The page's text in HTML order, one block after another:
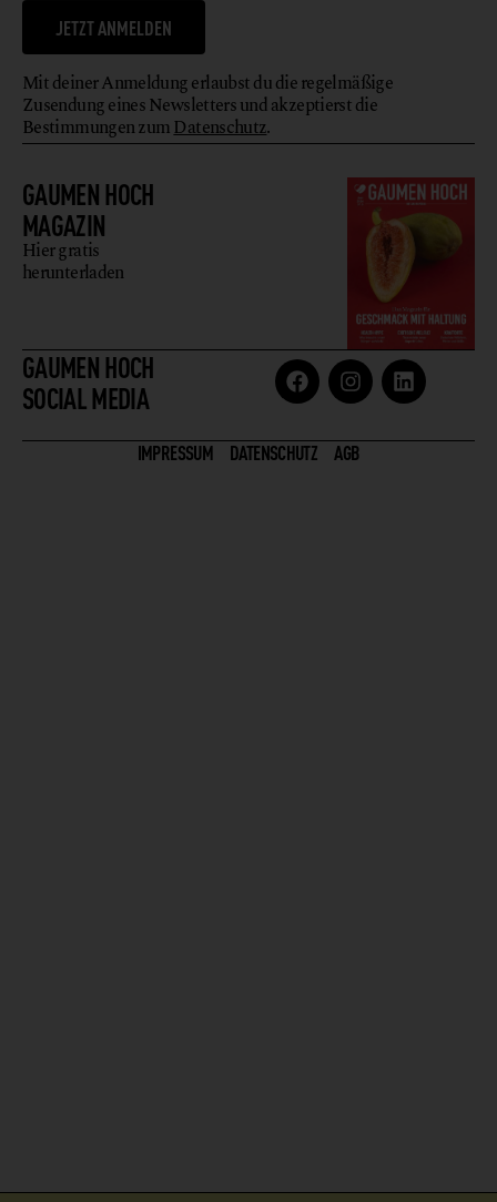
GAUMEN HOCH
MAGAZIN
Hier gratis
herunterladen
GAUMEN HOCH
SOCIAL MEDIA
JETZT ANMELDEN
Mit deiner Anmeldung erlaubst du die regelmäßige
Zusendung eines Newsletters und akzeptierst die
Bestimmungen zumDatenschutz.
IMPRESSUM DATENSCHUTZ AGB